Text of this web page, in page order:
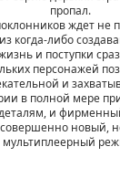
пропал.
ждет не
когда-либо
и поступки
персонажей
и
в полной мере
и
совершенно новый,
мультиплеерный